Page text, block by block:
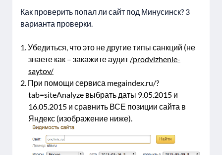
Как проверить попал ли сайт под Минусинск? 3
варианта проверки.
Убедиться, что это не другие типы санкций (не
знаете как – закажите аудит /prodvizhenie-
saytov/
При помощи сервиса megaindex.ru/?
tab=siteAnalyze выбрать даты 9.05.2015 и
16.05.2015 и сравнить ВСЕ позиции сайта в
Яндекс (изображение ниже).